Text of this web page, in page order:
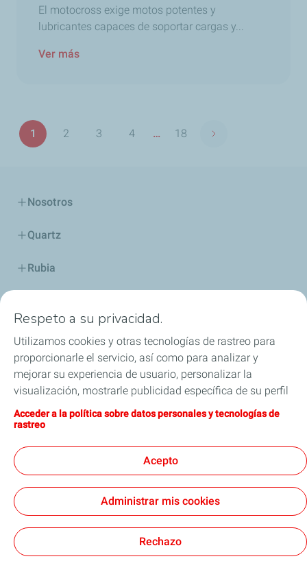
El motocross exige motos potentes y
lubricantes capaces de soportar cargas y...
Ver más
Paginación
Página
1
Página
2
Página
3
Página
4 …
Última
18
Siguiente página
Nosotros
Quartz
Rubia
Lubricantes y especialidades
Distribuidores
TWC
Competición
Legal Cookies
Respeto a su privacidad.
Utilizamos cookies y otras tecnologías de rastreo para
proporcionarle el servicio, así como para analizar y
mejorar su experiencia de usuario, personalizar la
visualización, mostrarle publicidad específica de su perfil
en este sitio y en nuestros sitios asociados, y permitirle
compartir nuestro contenido en las redes sociales. Puede
momento haciendo clic en el botón «Gérer mes cookies»
(Gestionar cookies). Al hacer clic en el botón «J’accepte»
(Aceptar), nos autoriza a depositar la totalidad de las
cookies. Si hace clic en «Je refuse» (Rechazar),
estrictamente necesarias para el correcto funcionamiento
del sitio web. Si desea más información (por ejemplo, si
Acceder a la política sobre datos personales y tecnologías de
rastreo
Acepto
Administrar mis cookies
Rechazo